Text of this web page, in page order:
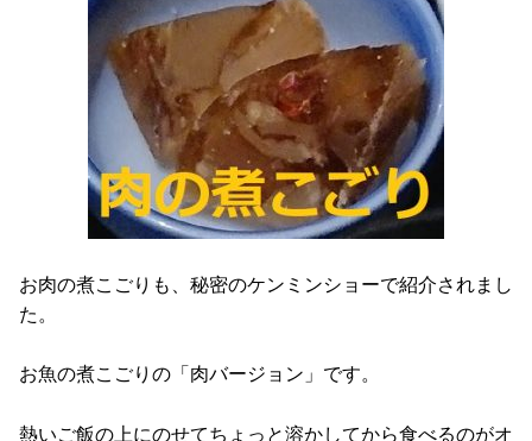
お肉の煮こごりも、秘密のケンミンショーで紹介されまし
た。
お魚の煮こごりの「肉バージョン」です。
熱いご飯の上にのせてちょっと溶かしてから食べるのがオ